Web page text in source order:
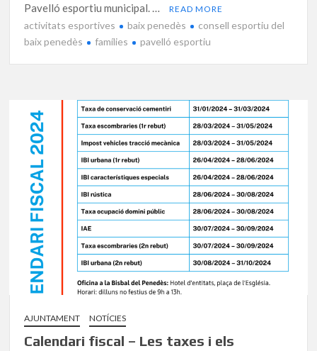
Pavelló esportiu municipal. …
READ MORE
activitats esportives baix penedès
consell esportiu del
baix penedès
famílies pavelló esportiu
AJUNTAMENT NOTÍCIES
Calendari fiscal – Les taxes i els